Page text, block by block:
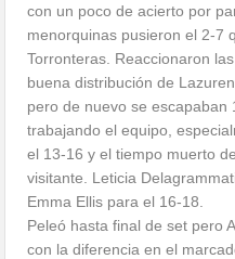
con un poco de acierto por
menorquinas pusieron el 2-7
Torronteras. Reaccionaron
buena distribución de
pero de nuevo se escapaban
trabajando el equipo,
el 13-16 y el tiempo muerto
visitante. Leticia
Emma Ellis para el 16-18.
Peleó hasta final de set pero
con la diferencia en el